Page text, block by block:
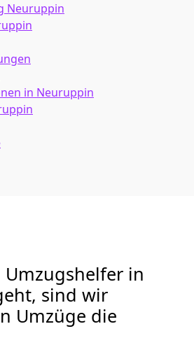
Neuruppin
in Neuruppin
Umzugshelfer in
sind wir
Umzüge die